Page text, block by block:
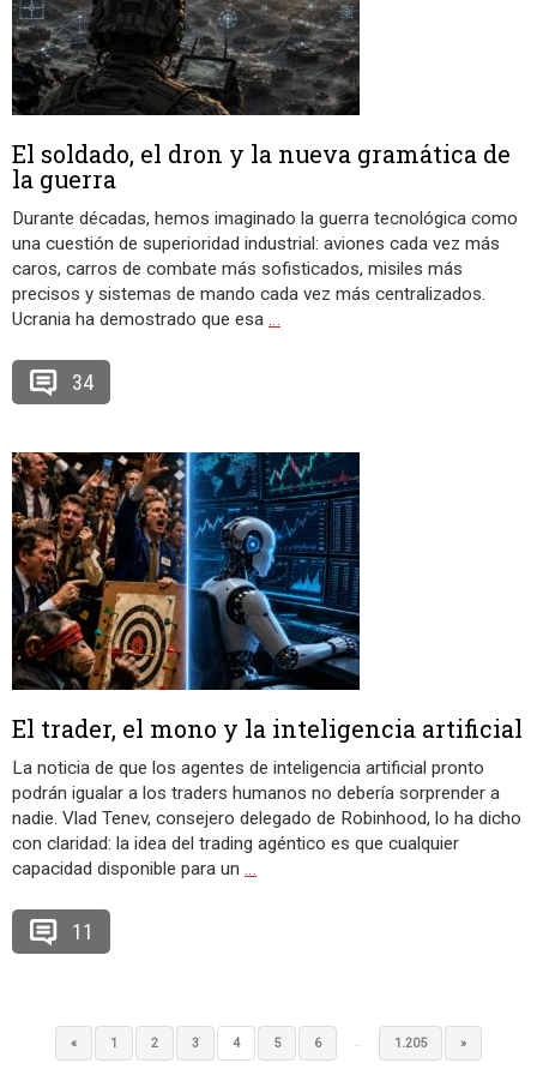
El soldado, el dron y la nueva gramática de
la guerra
Durante décadas, hemos imaginado la guerra tecnológica como
una cuestión de superioridad industrial: aviones cada vez más
caros, carros de combate más sofisticados, misiles más
precisos y sistemas de mando cada vez más centralizados.
Ucrania ha demostrado que esa …
34
El trader, el mono y la inteligencia artificial
La noticia de que los agentes de inteligencia artificial pronto
podrán igualar a los traders humanos no debería sorprender a
nadie. Vlad Tenev, consejero delegado de Robinhood, lo ha dicho
con claridad: la idea del trading agéntico es que cualquier
capacidad disponible para un …
11
« 1 2 3 4 5 6 … 1.205 »